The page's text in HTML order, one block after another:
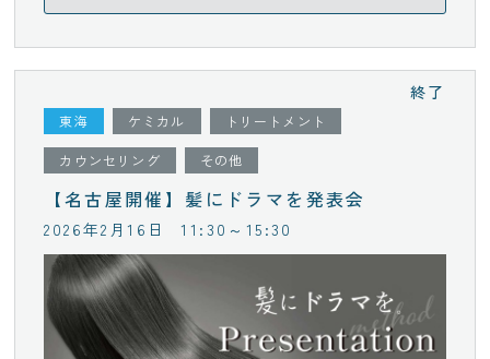
東海 ケミカル トリートメント
カウンセリング その他
【名古屋開催】髪にドラマを発表会
終了
2026年2月16日 11:30～15:30